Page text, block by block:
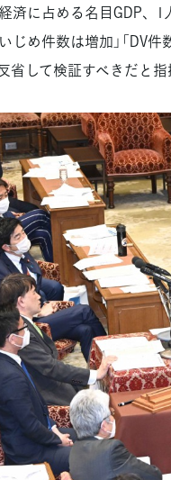
経済に占める名目GDP、
いじめ件数は増加」「DV
省して検証すべきだと指